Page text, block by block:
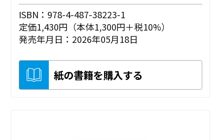
ISBN：978-4-487-38223-1
定価1,430円（本体1,300円＋税10%）
発売年月日：2026年05月18日
紙の書籍を購入する